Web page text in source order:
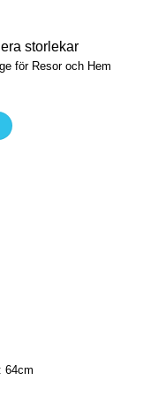
för Resor och Hem
64cm